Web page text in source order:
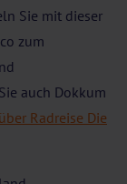
Sie mit dieser
zum
auch Dokkum
Radreise Die